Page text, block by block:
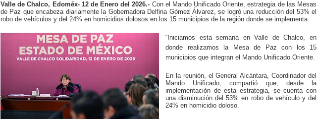
Valle de Chalco, Edoméx- 12 de Enero del 2026.- Con el Mando Unificado Oriente, estrategia de las Mesas
de Paz que encabeza diariamente la Gobernadora Delfina Gómez Álvarez, se logró una reducción del 53% el
robo de vehículos y del 24% en homicidios dolosos en los 15 municipios de la región donde se implementa.
“Iniciamos esta semana en Valle de Chalco, en
donde realizamos la Mesa de Paz con los 15
municipios que integran el Mando Unificado Oriente.
En la reunión, el General Alcántara, Coordinador del
Mando Unificado, compartió que, desde la
implementación de esta estrategia, se cuenta con
una disminución del 53% en robo de vehículo y del
24% en homicidio doloso.